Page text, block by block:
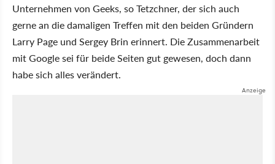
Unternehmen von Geeks, so Tetzchner, der sich auch
gerne an die damaligen Treffen mit den beiden Gründern
Larry Page und Sergey Brin erinnert. Die Zusammenarbeit
mit Google sei für beide Seiten gut gewesen, doch dann
habe sich alles verändert.